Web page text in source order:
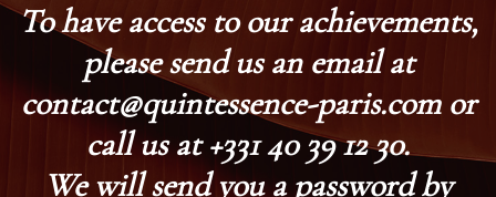
To have access to our achievements,
please send us an email at
contact@quintessence-paris.com or
call us at +331 40 39 12 30.
We will send you a password by